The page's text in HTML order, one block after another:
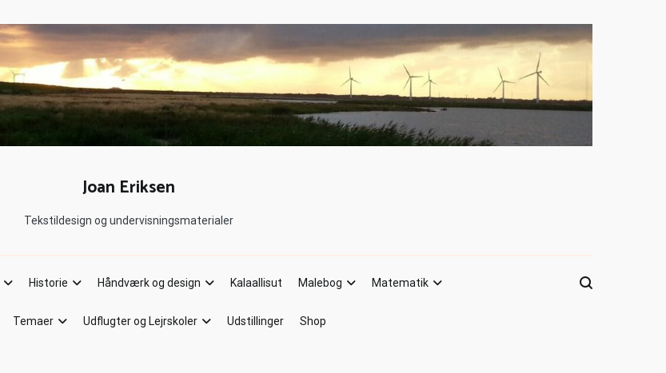
Joan Eriksen
Tekstildesign og undervisningsmaterialer
Historie Håndværk og design Kalaallisut Malebog Matematik
Temaer Udflugter og Lejrskoler Udstillinger Shop